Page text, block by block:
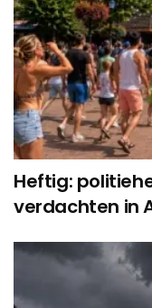
Heftig:
verdachten in